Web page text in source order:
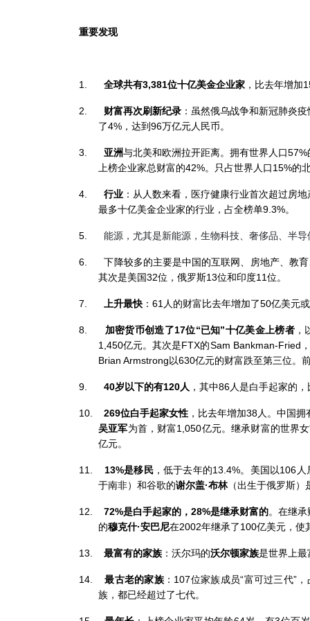
重要发现
1. 全球共有3,381位十亿美金企业家 ，比去年增加
2. 财富再次刷新纪录 ：虽然俄乌战争和新冠肺炎
了4% ，达到96万亿元人民币。
3. 亚洲与北美和欧洲拉开距离。拥有世界人口57%
上榜企业家总财富的42%。只占世界人口15%的
4. 行业 ：从人数来看，医疗健康行业首次超过房
最多十亿美金企业家的行业，占全榜单9.3%。
5. 能源，尤其是新能源，生物科技、奢侈品、半
6.
下降较多的主要是中国的互联网、房地产、教
其次是美国32位，俄罗斯13位和印度11位。
7. 上升最快 ： 61 人的财富比去年增加了50亿美元
8. 加密货币创造了17位“已知”十亿美金上榜者，
1,450亿元。其次是FTX的Sam Bankman-Fried
Brian Armstrong以630亿元的财富跌至第三位。
9. 40岁以下的有120人 ， 其中86人是白手起家的 ，
10. 269位白手起家女性 ， 比去年增加38人。中国拥
吴亚军为首，财富1,050亿元。继承财富的世界
亿元。
11. 13%是移民，低于去年的13.4%。美国以106
于南非）和谷歌的谢尔盖·布林（出生于俄罗斯）
12. 72%是白手起家的， 28%是继承财富的。 在继承
的穆克什·安巴尼在2002年继承了100亿美元，使
13. 最富有的家族 ： 沃尔玛的沃尔顿家族是世界上最
14. 最古老的家族 ： 107位家族成员“富可过三代”
族，都已经超过了七代。